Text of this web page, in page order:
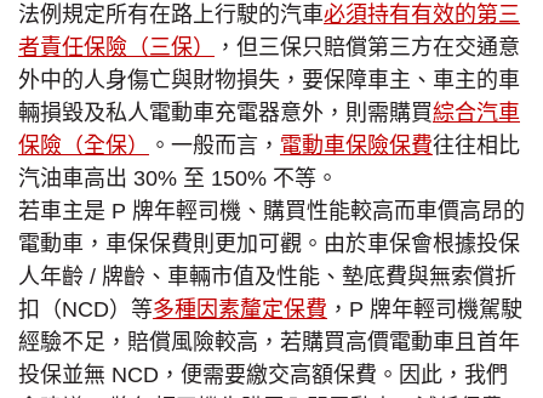
法例規定所有在路上行駛的汽車必須持有有效的第三
者責任保險（三保）
，但三保只賠償第三方在交通意
外中的人身傷亡與財物損失，要保障車主、車主的車
輛損毀及私人電動車充電器意外，則需購買綜合汽車
保險（全保）
。一般而言， 電動車保險保費往往相比
汽油車高出 30% 至 150% 不等。
若車主是 P 牌年輕司機、購買性能較高而車價高昂的
電動車，車保保費則更加可觀。由於車保會根據投保
人年齡 / 牌齡、車輛市值及性能、墊底費與無索償折
扣（NCD）等多種因素釐定保費 ，P 牌年輕司機駕駛
經驗不足，賠償風險較高，若購買高價電動車且首年
投保並無 NCD，便需要繳交高額保費。因此，我們